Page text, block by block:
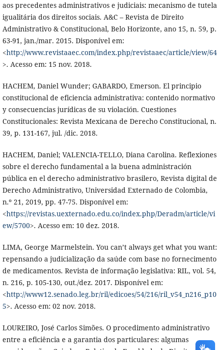
aos precedentes administrativos e judiciais: mecanismo de tutela
igualitária dos direitos sociais. A&C – Revista de Direito
Administrativo & Constitucional, Belo Horizonte, ano 15, n. 59, p.
63-91, jan./mar. 2015. Disponível em:
<http://www.revistaaec.com/index.php/revistaaec/article/view/64
>. Acesso em: 15 nov. 2018.
HACHEM, Daniel Wunder; GABARDO, Emerson. El principio
constitucional de eficiencia administrativa: contenido normativo
y consecuencias jurídicas de su violación. Cuestiones
Constitucionales: Revista Mexicana de Derecho Constitucional, n.
39, p. 131-167, jul. /dic. 2018.
HACHEM, Daniel; VALENCIA-TELLO, Diana Carolina. Reflexiones
sobre el derecho fundamental a la buena administración
pública en el derecho administrativo brasilero, Revista digital de
Derecho Administrativo, Universidad Externado de Colombia,
n.º 21, 2019, pp. 47-75. Disponível em:
<https://revistas.uexternado.edu.co/index.php/Deradm/article/vi
ew/5700>. Acesso em: 10 dez. 2018.
LIMA, George Marmelstein. You can’t always get what you want:
repensando a judicialização da saúde com base no fornecimento
de medicamentos. Revista de informação legislativa: RIL, vol. 54,
n. 216, p. 105-130, out./dez. 2017. Disponível em:
<http://www12.senado.leg.br/ril/edicoes/54/216/ril_v54_n216_p10
5>. Acesso em: 02 nov. 2018.
LOUREIRO, José Carlos Simões. O procedimento administrativo
entre a eficiência e a garantia dos particulares: algumas